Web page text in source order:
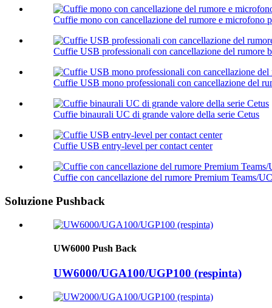
Cuffie mono con cancellazione del rumore e microfono
Cuffie USB professionali con cancellazione del rumore
Cuffie USB mono professionali con cancellazione del
Cuffie binaurali UC di grande valore della serie Cetus
Cuffie USB entry-level per contact center
Cuffie con cancellazione del rumore Premium Teams/UC
Soluzione Pushback
UW6000 Push Back
UW6000/UGA100/UGP100 (respinta)